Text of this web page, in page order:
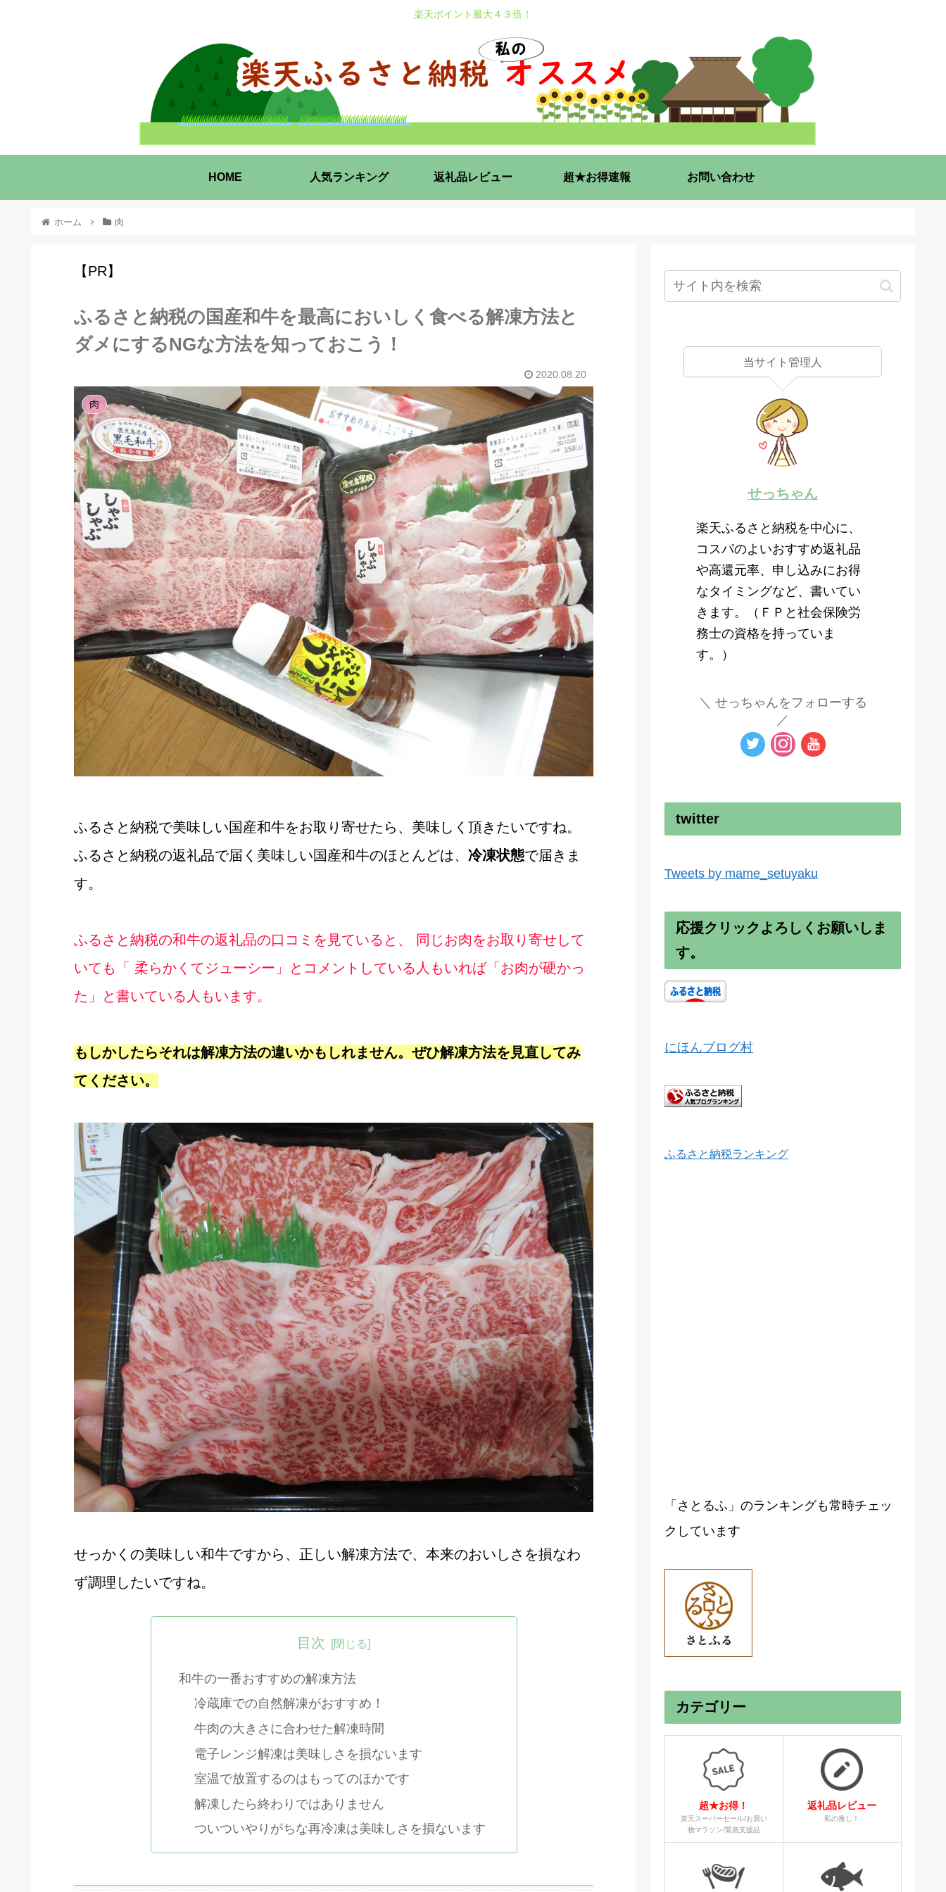
楽天ポイント最大４３倍！
HOME 人気ランキング 返礼品レビュー 超★お得速報 お問い合わせ
ホーム 肉
【PR】
ふるさと納税の国産和牛を最高においしく食べる解凍方法と
ダメにするNGな方法を知っておこう！
2020.08.20
肉
ふるさと納税で美味しい国産和牛をお取り寄せたら、美味しく頂きたいですね。
ふるさと納税の返礼品で届く美味しい国産和牛のほとんどは、 冷凍状態で届きま
す。
ふるさと納税の和牛の返礼品の口コミを見ていると、 同じお肉をお取り寄せして
いても「 柔らかくてジューシー」とコメントしている人もいれば「お肉が硬かっ
た」と書いている人もいます。
もしかしたらそれは解凍方法の違いかもしれません。ぜひ解凍方法を見直してみ
てください。
せっかくの美味しい和牛ですから、正しい解凍方法で、本来のおいしさを損なわ
ず調理したいですね。
目次
和牛の一番おすすめの解凍方法
冷蔵庫での自然解凍がおすすめ！
牛肉の大きさに合わせた解凍時間
電子レンジ解凍は美味しさを損ないます
室温で放置するのはもってのほかです
解凍したら終わりではありません
ついついやりがちな再冷凍は美味しさを損ないます
当サイト管理人
せっちゃん
楽天ふるさと納税を中心に、
コスパのよいおすすめ返礼品
や高還元率、申し込みにお得
なタイミングなど、書いてい
きます。（ＦＰと社会保険労
務士の資格を持っていま
す。）
せっちゃんをフォローする
twitter
Tweets by mame_setuyaku
応援クリックよろしくお願いしま
す。
にほんブログ村
ふるさと納税ランキング
「さとるふ」のランキングも常時チェッ
クしています
カテゴリー
超★お得！
楽天スーパーセール/お買い
物マラソン/緊急支援品
返礼品レビュー
私の推し！